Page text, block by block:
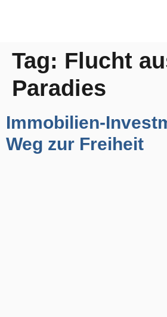
Tag: Flucht
Paradies
Immobilien-
Weg zur Freiheit